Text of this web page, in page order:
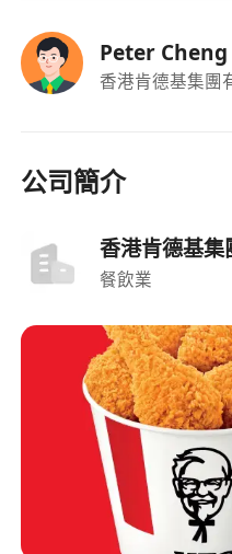
Peter Cheng
香港肯德基集團
公司簡介
香港肯德基集
餐飲業